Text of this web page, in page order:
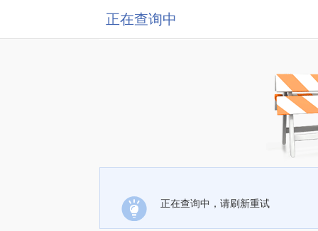
正在查询中
正在查询中，请刷新重试